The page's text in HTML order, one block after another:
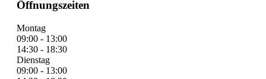
Öffnungszeiten
Montag
09:00 - 13:00
14:30 - 18:30
Dienstag
09:00 - 13:00